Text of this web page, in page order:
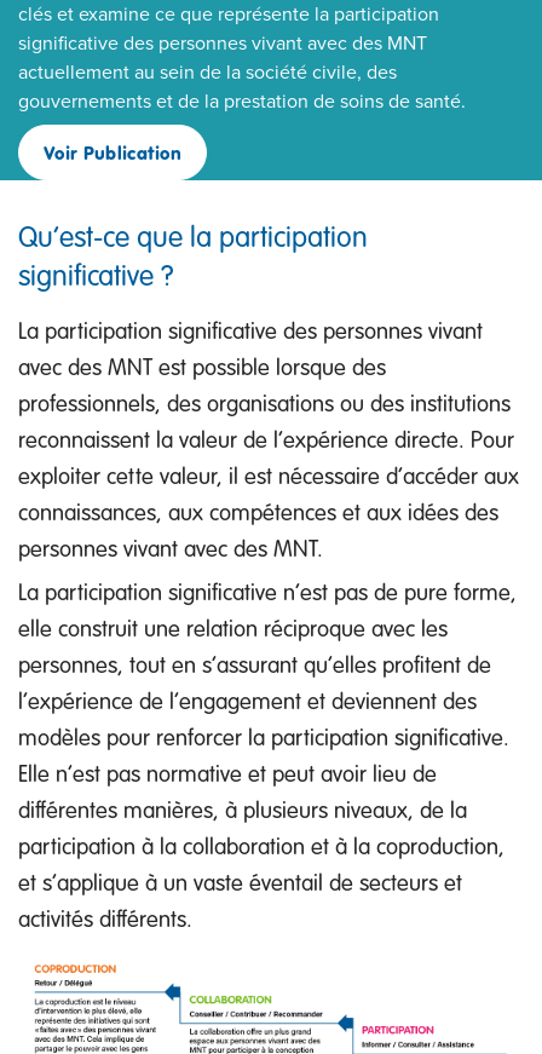
clés et examine ce que représente la participation
significative des personnes vivant avec des MNT
actuellement au sein de la société civile, des
gouvernements et de la prestation de soins de santé.
Voir Publication
Qu’est-ce que la participation
significative ?
La participation significative des personnes vivant
avec des MNT est possible lorsque des
professionnels, des organisations ou des institutions
reconnaissent la valeur de l’expérience directe. Pour
exploiter cette valeur, il est nécessaire d’accéder aux
connaissances, aux compétences et aux idées des
personnes vivant avec des MNT.
La participation significative n’est pas de pure forme,
elle construit une relation réciproque avec les
personnes, tout en s’assurant qu’elles profitent de
l’expérience de l’engagement et deviennent des
modèles pour renforcer la participation significative.
Elle n’est pas normative et peut avoir lieu de
différentes manières, à plusieurs niveaux, de la
participation à la collaboration et à la coproduction,
et s’applique à un vaste éventail de secteurs et
activités différents.